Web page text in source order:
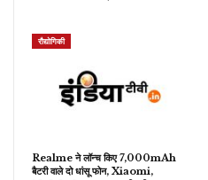
रौद्योगिकी
Realme ने लॉन्च किए 7,000mAh
बैटरी वाले दो धांसू फोन, Xiaomi,